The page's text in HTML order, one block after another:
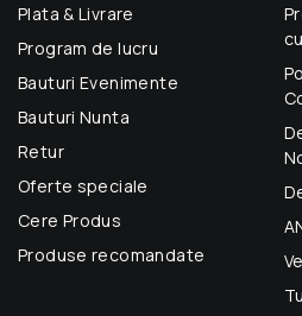
Plata & Livrare
Program de lucru
Bauturi Evenimente
Bauturi Nunta
Retur
Oferte speciale
Cere Produs
Produse recomandate